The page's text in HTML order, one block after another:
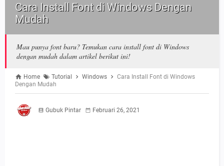
Cara Install Font di Windows Dengan
Mudah
Mau punya font baru? Temukan cara install font di Windows
dengan mudah dalam artikel berikut ini!
Home Tutorial Windows
Cara Install Font di Windows
Dengan Mudah
Gubuk Pintar Februari 26, 2021